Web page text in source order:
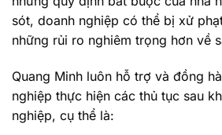
sót, doanh nghiệp có thể bị xử
những rủi ro nghiêm trọng hơn về
Quang Minh luôn hỗ trợ và đồng
nghiệp thực hiện các thủ tục sau
nghiệp, cụ thể là: